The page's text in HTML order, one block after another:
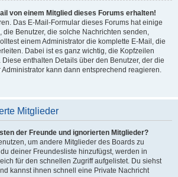
von einem Mitglied dieses Forums erhalten!
Das E-Mail-Formular dieses Forums hat einige
die Benutzer, die solche Nachrichten senden,
einem Administrator die komplette E-Mail, die
Dabei ist es ganz wichtig, die Kopfzeilen
enthalten Details über den Benutzer, der die
Administrator kann dann entsprechend reagieren.
Mitglieder
der Freunde und ignorierten Mitglieder?
um andere Mitglieder des Boards zu
deiner Freundesliste hinzufügst, werden in
für den schnellen Zugriff aufgelistet. Du siehst
kannst ihnen schnell eine Private Nachricht